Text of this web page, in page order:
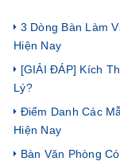
3 Dòng Bàn Làm
Hiện Nay
[GIẢI ĐÁP] Kích
Lý?
Điểm Danh Các
Hiện Nay
Bàn Văn Phòng